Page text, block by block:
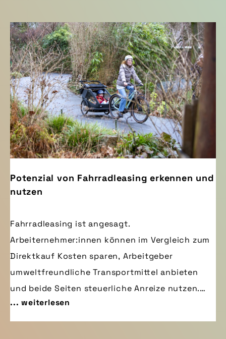
Potenzial von Fahrradleasing erkennen und
nutzen
Fahrradleasing ist angesagt.
Arbeiternehmer:innen können im Vergleich zum
Direktkauf Kosten sparen, Arbeitgeber
umweltfreundliche Transportmittel anbieten
und beide Seiten steuerliche Anreize nutzen.
Nach Jahren ungebrochenen Wachstums zeigte
der Markt im letzten Jahr eine erste Delle, bietet
... weiterlesen